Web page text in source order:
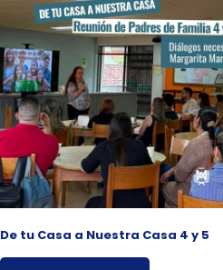
De tu Casa a Nuestra Casa 4 y 5